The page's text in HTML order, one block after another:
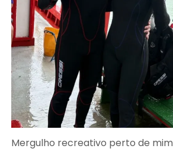
Mergulho recreativo perto de mim